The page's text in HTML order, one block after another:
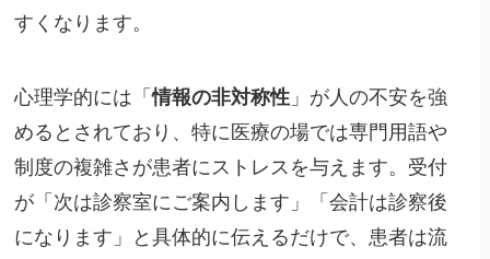
すくなります。
心理学的には「情報の非対称性 」が人の不安を強
めるとされており、特に医療の場では専門用語や
制度の複雑さが患者にストレスを与えます。受付
が「次は診察室にご案内します」「会計は診察後
になります」と具体的に伝えるだけで、患者は流